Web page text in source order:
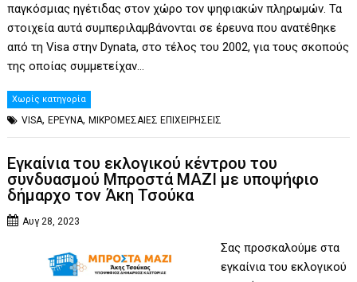
παγκόσμιας ηγέτιδας στον χώρο τον ψηφιακών πληρωμών. Τα
στοιχεία αυτά συμπεριλαμβάνονται σε έρευνα που ανατέθηκε
από τη Visa στην Dynata, στο τέλος του 2002, για τους σκοπούς
της οποίας συμμετείχαν…
Χωρίς κατηγορία
VISA,ΕΡΕΥΝΑ,ΜΙΚΡΟΜΕΣΑΙΕΣ ΕΠΙΧΕΙΡΗΣΕΙΣ
Εγκαίνια του εκλογικού κέντρου του
συνδυασμού Μπροστά ΜΑΖΙ με υποψήφιο
δήμαρχο τον Άκη Τσούκα
Αυγ 28, 2023
Σας προσκαλούμε στα
εγκαίνια του εκλογικού